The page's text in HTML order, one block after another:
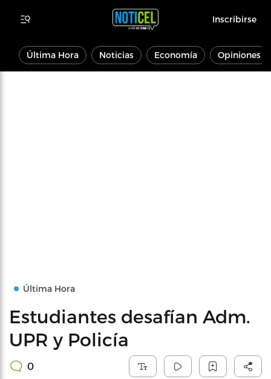
Inscribirse
Última Hora Noticias Economía Opiniones
Última Hora
Estudiantes desafían Adm.
UPR y Policía
0